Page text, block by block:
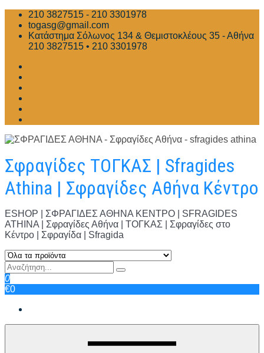
Skip
content
210 3827515 - 210 3301978
togasg@gmail.com
Κατάστημα Σόλωνος 134 & Θεμιστοκλέους 35 - Αθήνα
210 3827515 • 210 3301978
Σφραγίδες ΤΟΓΚΑΣ | Sfragides
Athina | Σφραγίδες Αθήνα Κέντρο
ESHOP | ΣΦΡΑΓΙΔΕΣ ΑΘΗΝΑ ΚΕΝΤΡΟ | SFRAGIDES
ATHINA | Σφραγίδες Αθήνα | ΤΟΓΚΑΣ | Σφραγίδες στο
Κέντρο | Σφραγίδα | Sfragida
0
€0